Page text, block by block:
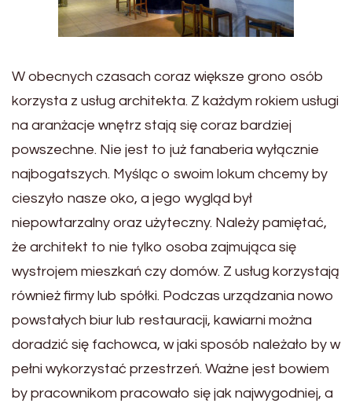
W obecnych czasach coraz większe grono osób
korzysta z usług architekta. Z każdym rokiem usługi
na aranżacje wnętrz stają się coraz bardziej
powszechne. Nie jest to już fanaberia wyłącznie
najbogatszych. Myśląc o swoim lokum chcemy by
cieszyło nasze oko, a jego wygląd był
niepowtarzalny oraz użyteczny. Należy pamiętać,
że architekt to nie tylko osoba zajmująca się
wystrojem mieszkań czy domów. Z usług korzystają
również firmy lub spółki. Podczas urządzania nowo
powstałych biur lub restauracji, kawiarni można
doradzić się fachowca, w jaki sposób należało by w
pełni wykorzystać przestrzeń. Ważne jest bowiem
by pracownikom pracowało się jak najwygodniej, a